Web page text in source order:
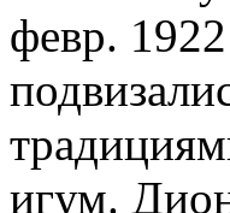
февр.
игум.